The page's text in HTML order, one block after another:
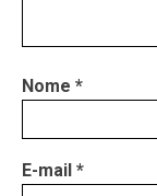
Nome *
E-mail *